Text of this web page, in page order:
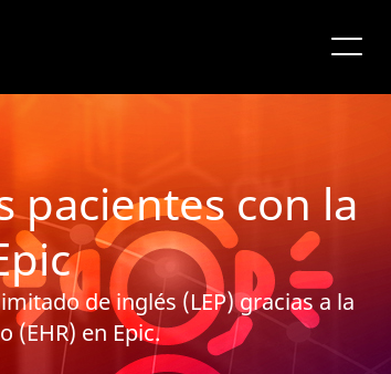
pacientes con la
de inglés (LEP) gracias a la
en Epic.